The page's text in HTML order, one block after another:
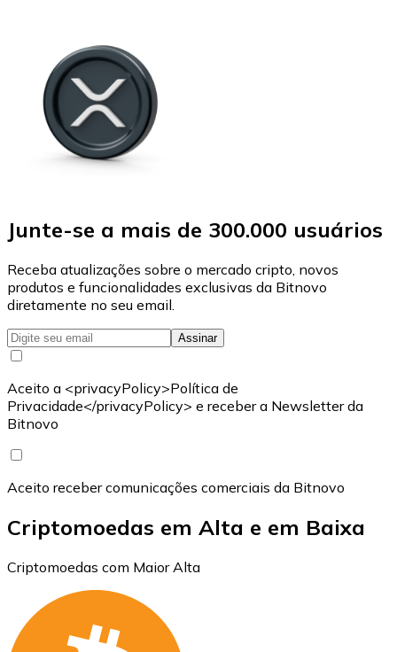
Junte-se a mais de 300.000 usuários
Receba atualizações sobre o mercado cripto, novos
produtos e funcionalidades exclusivas da Bitnovo
diretamente no seu email.
Assinar
Aceito a <privacyPolicy>Política de
Privacidade</privacyPolicy> e receber a Newsletter da
Bitnovo
Aceito receber comunicações comerciais da Bitnovo
Criptomoedas em Alta e em Baixa
Criptomoedas com Maior Alta